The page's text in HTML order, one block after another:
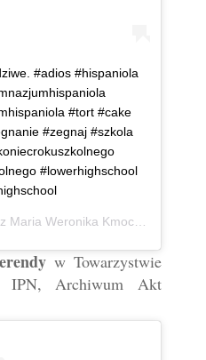
#adios #hispaniola
#tort #cake
#zegnaj #szkola
#lowerhighschool
Maria Weronika Kmoch
w Towarzystwie
IPN, Archiwum Akt